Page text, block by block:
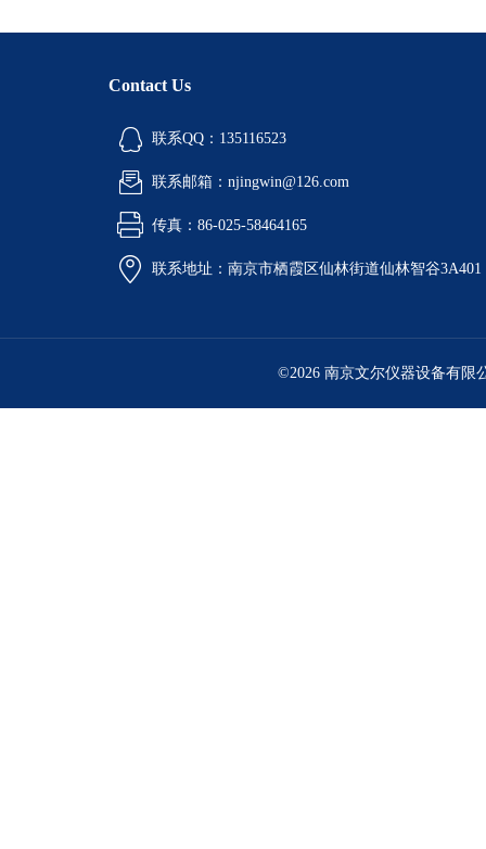
Contact Us
联系QQ：135116523
联系邮箱：njingwin@126.com
传真：86-025-58464165
联系地址：南京市栖霞区仙林街道仙林智谷3A401
©2026 南京文尔仪器设备有限